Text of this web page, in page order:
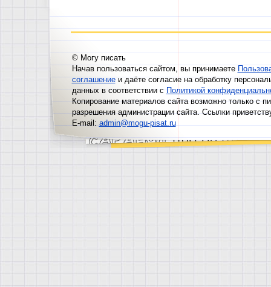
© Могу писать
Начав пользоваться сайтом, вы принимаете
соглашениеи даёте согласие на обработку
данных в соответствии сПолитикой
Копирование материалов сайта возможно только с
разрешения администрации сайта. Ссылки
E-mail:admin@mogu-pisat.ru